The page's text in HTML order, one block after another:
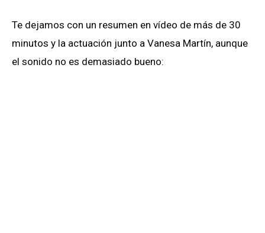
Te dejamos con un resumen en vídeo de más de 30
minutos y la actuación junto a Vanesa Martín, aunque
el sonido no es demasiado bueno: